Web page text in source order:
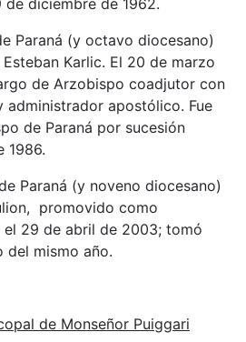
Paraná (y octavo diocesano)
Karlic. El 20 de marzo
de Arzobispo coadjutor con
administrador apostólico. Fue
de Paraná por sucesión
1986.
Paraná (y noveno diocesano)
promovido como
el 29 de abril de 2003; tomó
del mismo año.
de Monseñor Puiggari